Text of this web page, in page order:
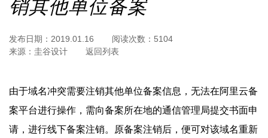
销其他单位备案
发布日期： 2019.01.16 阅读次数： 5104
来源： 圭谷设计 返回列表
由于域名冲突需要注销其他单位备案信息，无法在阿里云备
案平台进行操作，需向备案所在地的通信管理局提交书面申
请，进行线下备案注销。原备案注销后，便可对该域名重新